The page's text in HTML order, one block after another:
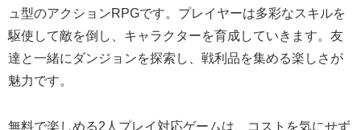
ュ型のアクションRPGです。プレイヤーは多彩なスキルを
駆使して敵を倒し、キャラクターを育成していきます。友
達と一緒にダンジョンを探索し、戦利品を集める楽しさが
魅力です。
無料で楽しめる2人プレイ対応ゲームは、コストを気にせず